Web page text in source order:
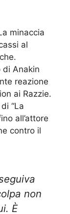
minaccia
al
di Anakin
reazione
ai Razzie.
“La
all’attore
contro il
non
È